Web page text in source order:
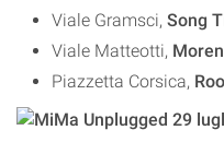
Viale Gramsci, Song
Viale Matteotti,
Piazzetta Corsica,